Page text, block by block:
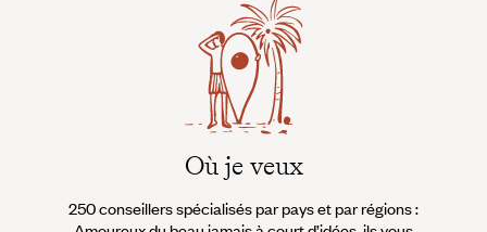
Où je veux
250 conseillers spécialisés par pays et par régions :